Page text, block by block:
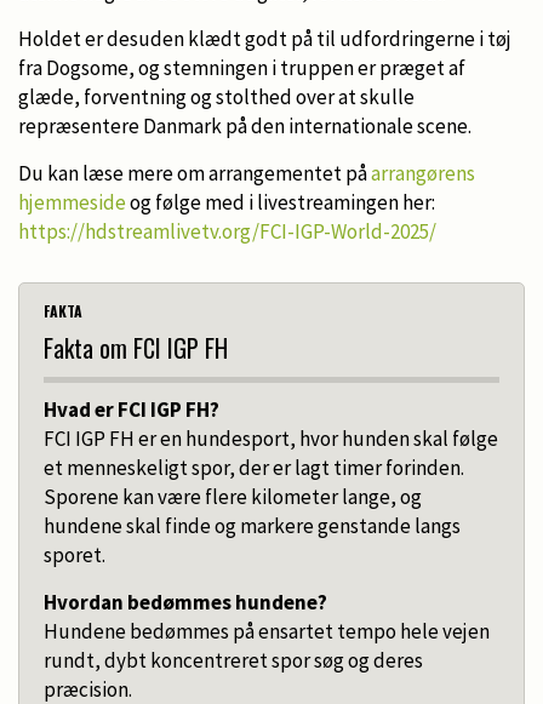
Holdet er desuden klædt godt på til udfordringerne i tøj
fra Dogsome, og stemningen i truppen er præget af
glæde, forventning og stolthed over at skulle
repræsentere Danmark på den internationale scene.
Du kan læse mere om arrangementet påarrangørens
hjemmesideog følge med i livestreamingen her:
https://hdstreamlivetv.org/FCI-IGP-World-2025/
FAKTA
Fakta om FCI IGP FH
Hvad er FCI IGP FH?
FCI IGP FH er en hundesport, hvor hunden skal følge
et menneskeligt spor, der er lagt timer forinden.
Sporene kan være flere kilometer lange, og
hundene skal finde og markere genstande langs
sporet.
Hvordan bedømmes hundene?
Hundene bedømmes på ensartet tempo hele vejen
rundt, dybt koncentreret spor søg og deres
præcision.